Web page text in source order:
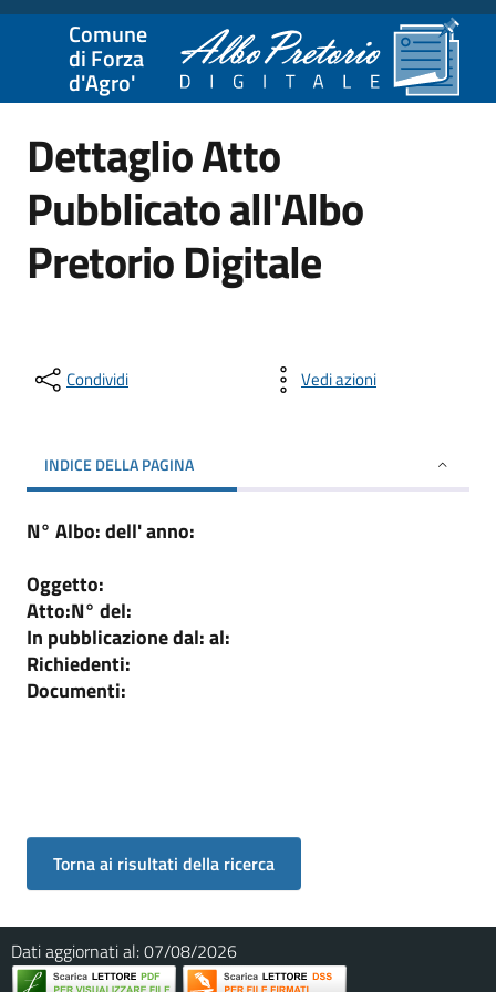
Comune
di Forza
d'Agro'
Dettaglio Atto
Pubblicato all'Albo
Pretorio Digitale
Condividi Vedi azioni
INDICE DELLA PAGINA
N° Albo:dell' anno:
Oggetto:
Atto:N° del:
In pubblicazione dal:al:
Richiedenti:
Documenti:
Dati aggiornati al:07/08/2026